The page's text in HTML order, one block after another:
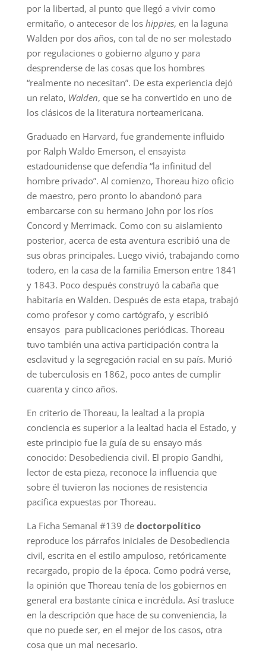
por la libertad, al punto que llegó a vivir como
ermitaño, o antecesor de los hippies, en la laguna
Walden por dos años, con tal de no ser molestado
por regulaciones o gobierno alguno y para
desprenderse de las cosas que los hombres
“realmente no necesitan”. De esta experiencia dejó
un relato, Walden, que se ha convertido en uno de
los clásicos de la literatura norteamericana.
Graduado en Harvard, fue grandemente influido
por Ralph Waldo Emerson, el ensayista
estadounidense que defendía “la infinitud del
hombre privado”. Al comienzo, Thoreau hizo oficio
de maestro, pero pronto lo abandonó para
embarcarse con su hermano John por los ríos
Concord y Merrimack. Como con su aislamiento
posterior, acerca de esta aventura escribió una de
sus obras principales. Luego vivió, trabajando como
todero, en la casa de la familia Emerson entre 1841
y 1843. Poco después construyó la cabaña que
habitaría en Walden. Después de esta etapa, trabajó
como profesor y como cartógrafo, y escribió
ensayos para publicaciones periódicas. Thoreau
tuvo también una activa participación contra la
esclavitud y la segregación racial en su país. Murió
de tuberculosis en 1862, poco antes de cumplir
cuarenta y cinco años.
En criterio de Thoreau, la lealtad a la propia
conciencia es superior a la lealtad hacia el Estado, y
este principio fue la guía de su ensayo más
conocido: Desobediencia civil. El propio Gandhi,
lector de esta pieza, reconoce la influencia que
sobre él tuvieron las nociones de resistencia
pacífica expuestas por Thoreau.
La Ficha Semanal #139 de doctorpolítico
reproduce los párrafos iniciales de Desobediencia
civil, escrita en el estilo ampuloso, retóricamente
recargado, propio de la época. Como podrá verse,
la opinión que Thoreau tenía de los gobiernos en
general era bastante cínica e incrédula. Así trasluce
en la descripción que hace de su conveniencia, la
que no puede ser, en el mejor de los casos, otra
cosa que un mal necesario.